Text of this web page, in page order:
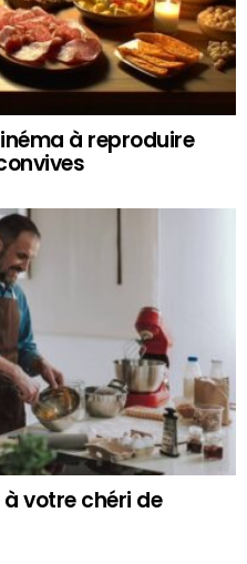
à reproduire
votre chéri de